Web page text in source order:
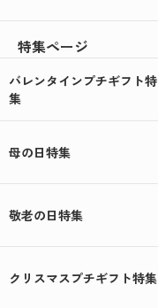
特集ページ
バレンタインプチギフト特
集
母の日特集
敬老の日特集
クリスマスプチギフト特集